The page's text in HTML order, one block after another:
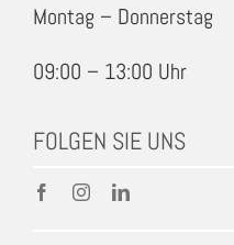
Montag – Donnerstag
09:00 – 13:00 Uhr
FOLGEN SIE UNS